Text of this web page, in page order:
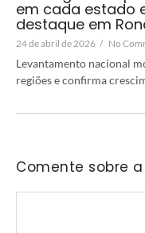
em cada estado
destaque em
24 de abril de 2026 / No
Levantamento nacional
regiões e confirma
Comente sobre